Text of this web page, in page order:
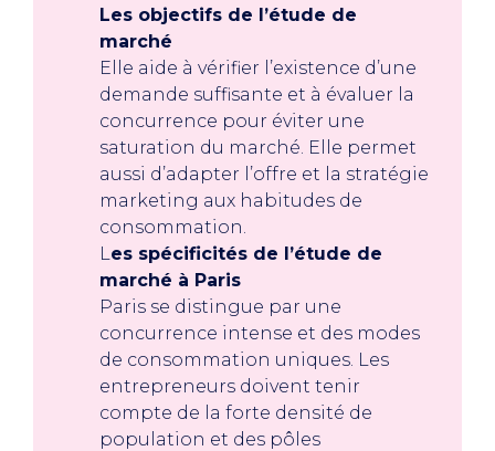
Les objectifs de l’étude de
marché
Elle aide à vérifier l’existence d’une
demande suffisante et à évaluer la
concurrence pour éviter une
saturation du marché. Elle permet
aussi d’adapter l’offre et la stratégie
marketing aux habitudes de
consommation.
Les spécificités de l’étude de
marché à Paris
Paris se distingue par une
concurrence intense et des modes
de consommation uniques. Les
entrepreneurs doivent tenir
compte de la forte densité de
population et des pôles